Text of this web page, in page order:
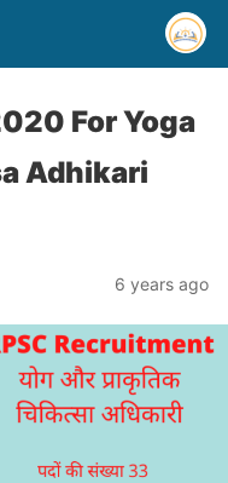
For Yoga
Adhikari
6 years ago